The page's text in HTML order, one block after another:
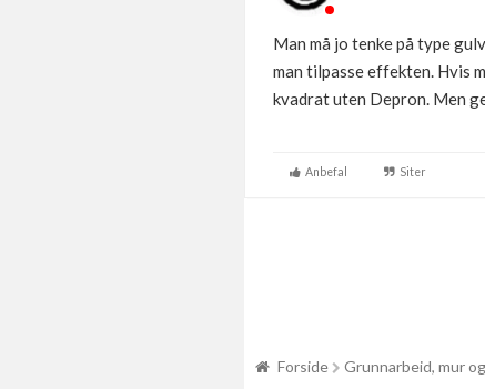
Man må jo tenke på type
man tilpasse effekten. Hvis
kvadrat uten Depron. Men
Anbefal Siter
Forside Grunnarbeid, mur